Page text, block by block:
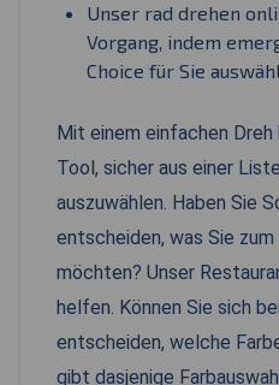
Unser rad drehen
Vorgang, indem
Choice für Sie
Mit einem einfachen
Tool, sicher aus einer
auszuwählen. Haben Sie
entscheiden, was Sie
möchten? Unser
helfen. Können Sie sich
entscheiden, welche
gibt dasjenige